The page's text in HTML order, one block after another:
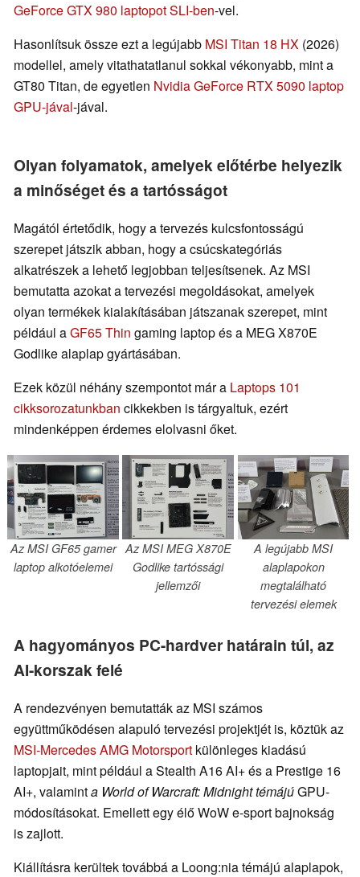
GeForce GTX 980 laptopot SLI-ben-vel.
Hasonlítsuk össze ezt a legújabb MSI Titan 18 HX (2026)
modellel, amely vitathatatlanul sokkal vékonyabb, mint a
GT80 Titan, de egyetlen Nvidia GeForce RTX 5090 laptop
GPU-jával-jával.
Olyan folyamatok, amelyek előtérbe helyezik
a minőséget és a tartósságot
Magától értetődik, hogy a tervezés kulcsfontosságú
szerepet játszik abban, hogy a csúcskategóriás
alkatrészek a lehető legjobban teljesítsenek. Az MSI
bemutatta azokat a tervezési megoldásokat, amelyek
olyan termékek kialakításában játszanak szerepet, mint
például aGF65 Thin gaming laptop és a MEG X870E
Godlike alaplap gyártásában.
Ezek közül néhány szempontot már a Laptops 101
cikksorozatunkban cikkekben is tárgyaltuk, ezért
mindenképpen érdemes elolvasni őket.
Az MSI GF65 gamer
laptop alkotóelemei
Az MSI MEG X870E
Godlike tartóssági
jellemzői
A legújabb MSI
alaplapokon
megtalálható
tervezési elemek
A hagyományos PC-hardver határain túl, az
AI-korszak felé
A rendezvényen bemutatták az MSI számos
együttműködésen alapuló tervezési projektjét is, köztük az
MSI-Mercedes AMG Motorsport különleges kiadású
laptopjait, mint például a Stealth A16 AI+ és a Prestige 16
AI+, valaminta World of Warcraft: Midnight témájúGPU-
módosításokat. Emellett egy élő WoW e-sport bajnokság
is zajlott.
Kiállításra kerültek továbbá a Loong:nia témájú alaplapok,